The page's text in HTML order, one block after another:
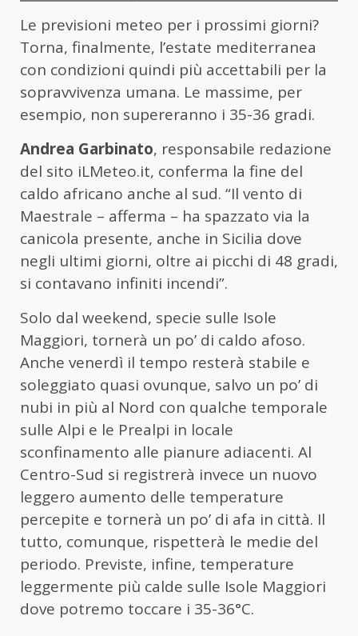
Le previsioni meteo per i prossimi giorni?
Torna, finalmente, l’estate mediterranea
con condizioni quindi più accettabili per la
sopravvivenza umana. Le massime, per
esempio, non supereranno i 35-36 gradi.
Andrea Garbinato, responsabile redazione
del sito iLMeteo.it, conferma la fine del
caldo africano anche al sud. “Il vento di
Maestrale – afferma – ha spazzato via la
canicola presente, anche in Sicilia dove
negli ultimi giorni, oltre ai picchi di 48 gradi,
si contavano infiniti incendi”.
Solo dal weekend, specie sulle Isole
Maggiori, tornerà un po’ di caldo afoso.
Anche venerdì il tempo resterà stabile e
soleggiato quasi ovunque, salvo un po’ di
nubi in più al Nord con qualche temporale
sulle Alpi e le Prealpi in locale
sconfinamento alle pianure adiacenti. Al
Centro-Sud si registrerà invece un nuovo
leggero aumento delle temperature
percepite e tornerà un po’ di afa in città. Il
tutto, comunque, rispetterà le medie del
periodo. Previste, infine, temperature
leggermente più calde sulle Isole Maggiori
dove potremo toccare i 35-36°C.